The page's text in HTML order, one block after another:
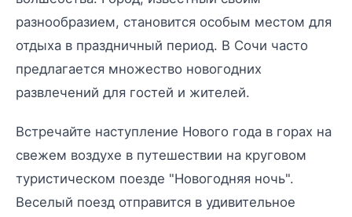
разнообразием, становится особым местом для
отдыха в праздничный период. В Сочи часто
предлагается множество новогодних
развлечений для гостей и жителей.
Встречайте наступление Нового года в горах на
свежем воздухе в путешествии на круговом
туристическом поезде "Новогодняя ночь".
Веселый поезд отправится в удивительное